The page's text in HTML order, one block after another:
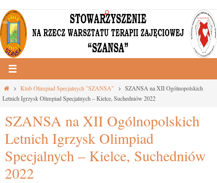
Przejdź
do
treści
Strona
główna
Klub Olimpiad Specjalnych "SZANSA"
SZANSA na XII Ogólnopolskich
Letnich Igrzysk Olimpiad Specjalnych – Kielce, Suchedniów 2022
SZANSA na XII Ogólnopolskich
Letnich Igrzysk Olimpiad
Specjalnych – Kielce, Suchedniów
2022